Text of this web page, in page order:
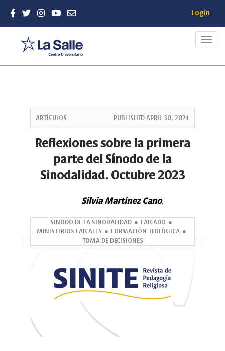
Navigation
Login
ARTÍCULOS PUBLISHED APRIL 30, 2024
Reflexiones sobre la primera
parte del Sínodo de la
Sinodalidad. Octubre 2023
Silvia Martínez Cano,
SINODO DE LA SINODALIDAD
LAICADO
MINISTERIOS LAICALES
FORMACIÓN TEOLÓGICA
TOMA DE DECISIONES